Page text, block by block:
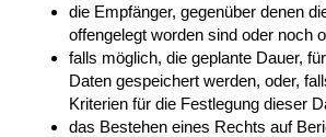
die Empfänger, gegenüber denen
offengelegt worden sind oder noch
falls möglich, die geplante Dauer,
Daten gespeichert werden, oder,
Kriterien für die Festlegung dieser
das Bestehen eines Rechts auf